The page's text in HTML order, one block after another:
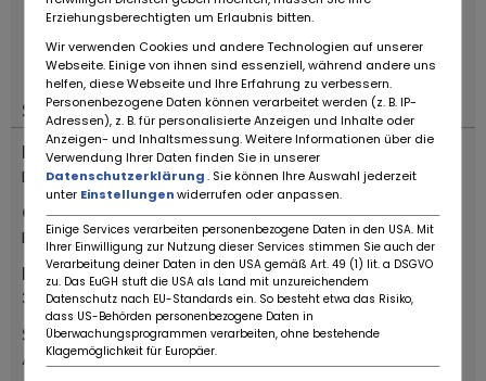
Änderungen, Zwischenverkauf und Irrtümer
vorbehalten!----.
Standort
Land
Deutschland
Ort
Bovenden
PLZ
37120
Straße
Alte Bundesstr.
Erziehungsberechtigten um Erlaubnis bitten.
Wir verwenden Cookies und andere Technologien auf unserer
Webseite. Einige von ihnen sind essenziell, während andere uns
helfen, diese Webseite und Ihre Erfahrung zu verbessern.
Personenbezogene Daten können verarbeitet werden (z. B. IP-
Adressen), z. B. für personalisierte Anzeigen und Inhalte oder
Anzeigen- und Inhaltsmessung. Weitere Informationen über die
Verwendung Ihrer Daten finden Sie in unserer
Datenschutzerklärung. Sie können Ihre Auswahl jederzeit
unter Einstellungenwiderrufen oder anpassen.
Einige Services verarbeiten personenbezogene Daten in den USA. Mit
Ihrer Einwilligung zur Nutzung dieser Services stimmen Sie auch der
Verarbeitung deiner Daten in den USA gemäß Art. 49 (1) lit. a DSGVO
zu. Das EuGH stuft die USA als Land mit unzureichendem
Datenschutz nach EU-Standards ein. So besteht etwa das Risiko,
dass US-Behörden personenbezogene Daten in
Überwachungsprogrammen verarbeiten, ohne bestehende
Klagemöglichkeit für Europäer.